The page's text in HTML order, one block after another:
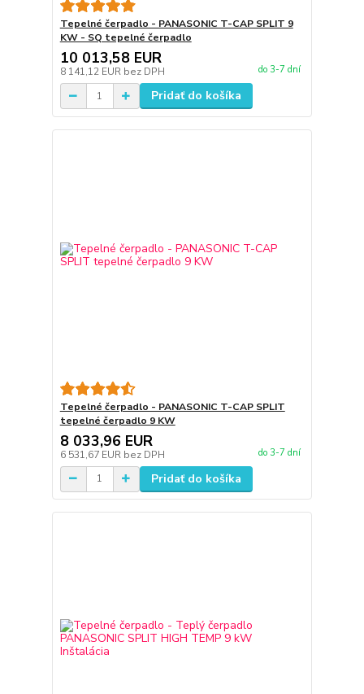
Tepelné čerpadlo - PANASONIC T-CAP SPLIT 9
KW - SQ tepelné čerpadlo
10 013,58 EUR
8 141,12 EUR bez DPH do 3-7 dní
Pridať do košíka
Tepelné čerpadlo - PANASONIC T-CAP SPLIT
tepelné čerpadlo 9 KW
8 033,96 EUR
6 531,67 EUR bez DPH do 3-7 dní
Pridať do košíka